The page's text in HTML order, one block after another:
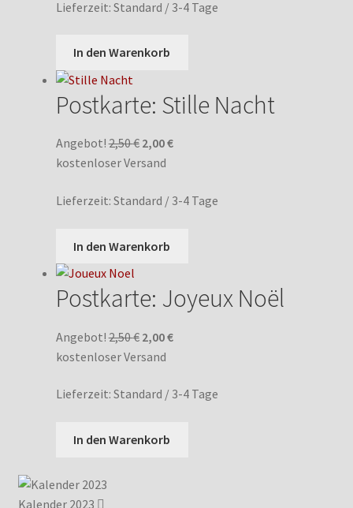
2,50 € 2,00 €.
Lieferzeit: Standard / 3-4 Tage
In den Warenkorb
Postkarte: Stille Nacht
Angebot!2,50€ Ursprünglicher
Preis
2,50 €
2,00€Aktueller
2,00 €.
kostenloser Versand
Lieferzeit: Standard / 3-4 Tage
In den Warenkorb
Postkarte: Joyeux Noël
Angebot!2,50€ Ursprünglicher
Preis
2,50 €
2,00€Aktueller
2,00 €.
kostenloser Versand
Lieferzeit: Standard / 3-4 Tage
In den Warenkorb
Kalender 2023